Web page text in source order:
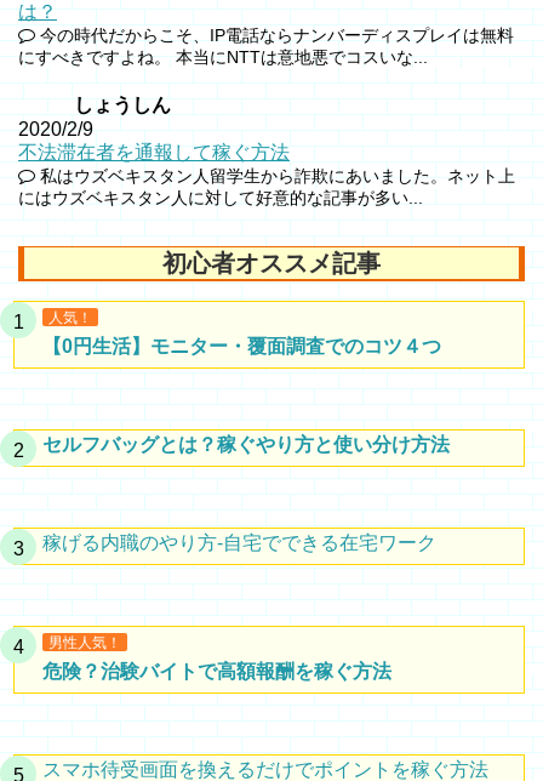
は？
今の時代だからこそ、IP電話ならナンバーディスプレイは無料
にすべきですよね。 本当にNTTは意地悪でコスいな...
しょうしん
2020/2/9
不法滞在者を通報して稼ぐ方法
私はウズベキスタン人留学生から詐欺にあいました。ネット上
にはウズベキスタン人に対して好意的な記事が多い...
初心者オススメ記事
人気！
【0円生活】モニター・覆面調査でのコツ４つ
セルフバッグとは？稼ぐやり方と使い分け方法
稼げる内職のやり方-自宅でできる在宅ワーク
男性人気！
危険？治験バイトで高額報酬を稼ぐ方法
スマホ待受画面を換えるだけでポイントを稼ぐ方法